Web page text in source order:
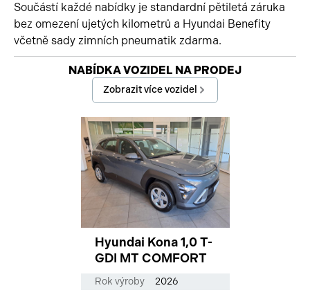
Součástí každé nabídky je standardní pětiletá záruka
bez omezení ujetých kilometrů a Hyundai Benefity
včetně sady zimních pneumatik zdarma.
Začátek reklamy
NABÍDKA VOZIDEL NA PRODEJ
Zobrazit více vozidel
Hyundai Kona 1,0 T-
GDI MT COMFORT
Rok výroby 2026